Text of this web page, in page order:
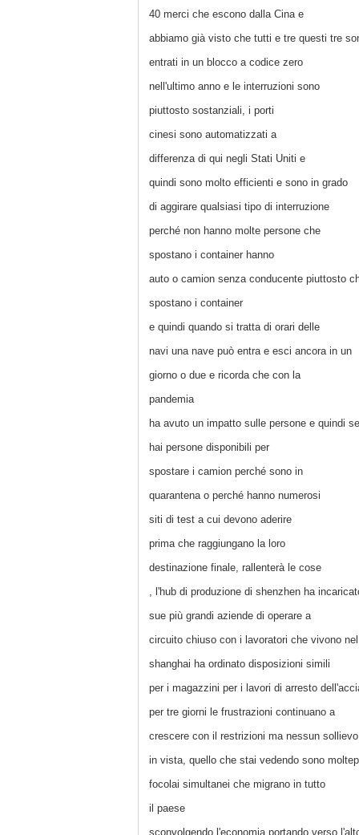
40 merci che escono dalla Cina e
abbiamo già visto che tutti e tre questi tre
entrati in un blocco a codice zero
nell'ultimo anno e le interruzioni sono
piuttosto sostanziali, i porti
cinesi sono automatizzati a
differenza di qui negli Stati Uniti e
quindi sono molto efficienti e sono in grado
di aggirare qualsiasi tipo di interruzione
perché non hanno molte persone che
spostano i container hanno
auto o camion senza conducente piuttosto
spostano i container
e quindi quando si tratta di orari delle
navi una nave può entra e esci ancora in un
giorno o due e ricorda che con la
pandemia
ha avuto un impatto sulle persone e quindi
hai persone disponibili per
spostare i camion perché sono in
quarantena o perché hanno numerosi
siti di test a cui devono aderire
prima che raggiungano la loro
destinazione finale, rallenterà le cose
, l'hub di produzione di shenzhen ha
sue più grandi aziende di operare a
circuito chiuso con i lavoratori che vivono
shanghai ha ordinato disposizioni simili
per i magazzini per i lavori di arresto
per tre giorni le frustrazioni continuano a
crescere con il restrizioni ma nessun sollievo
in vista, quello che stai vedendo sono
focolai simultanei che migrano in tutto
il paese
sconvolgendo l'economia portando verso